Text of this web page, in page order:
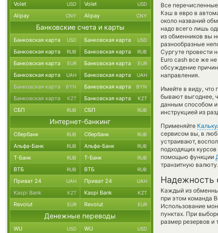
Все
Кэш в евро в
около названий
надо всего лишь
из обменников вы
разнообразные
Сургуте провести
Euro cash все же
обсуждение
направления.
Имейте в виду, что
бывают выгоднее,
данным способом и
инструкцией из
Применяйте
сервисом вы, в
устраивают,
подходящих
помощью функции
транзитную валюту.
Надежность
Каждый из
при этом команда
Использование
пунктах. При
размер резервов и
Volet USD Volet USD
Alipay CNY Alipay CNY
Банковские счета и карты
Банковская карта USD Банковская карта USD
Банковская карта RUB Банковская карта RUB
Банковская карта EUR Банковская карта EUR
Банковская карта UAH Банковская карта UAH
Банковская карта BYN Банковская карта BYN
Банковская карта KZT Банковская карта KZT
СБП RUB СБП RUB
Интернет-банкинг
Сбербанк RUB Сбербанк RUB
Альфа-Банк RUB Альфа-Банк RUB
Т-Банк RUB Т-Банк RUB
ВТБ RUB ВТБ RUB
Приват 24 UAH Приват 24 UAH
Kaspi Bank KZT Kaspi Bank KZT
Revolut EUR Revolut EUR
Денежные переводы
WU USD WU USD